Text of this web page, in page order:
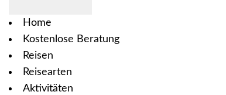
Home
Kostenlose Beratung
Reisen
Reisearten
Aktivitäten